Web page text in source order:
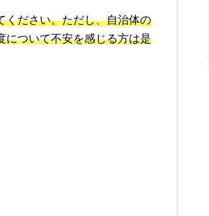
ください。ただし、自治体の
について不安を感じる方は是